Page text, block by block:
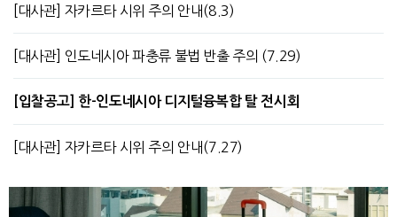
[대사관] 자카르타 시위 주의 안내(8.3)
[대사관] 인도네시아 파충류 불법 반출 주의 (7.29)
[입찰공고] 한-인도네시아 디지털융복합 탈 전시회
[대사관] 자카르타 시위 주의 안내(7.27)